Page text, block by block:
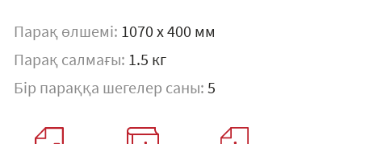
Парақ өлшемі: 1070 x 400 мм
Парақ салмағы: 1.5 кг
Бір параққа шегелер саны: 5